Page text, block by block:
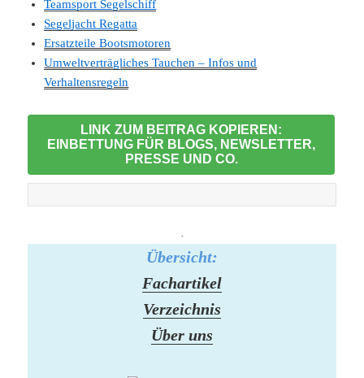
Teamsport Segelschiff
Segeljacht Regatta
Ersatzteile Bootsmotoren
Umweltverträgliches Tauchen – Infos und
Verhaltensregeln
LINK ZUM BEITRAG KOPIEREN:
EINBETTUNG FÜR BLOGS, NEWSLETTER,
PRESSE UND CO.
-
Übersicht:
Fachartikel
Verzeichnis
Über uns